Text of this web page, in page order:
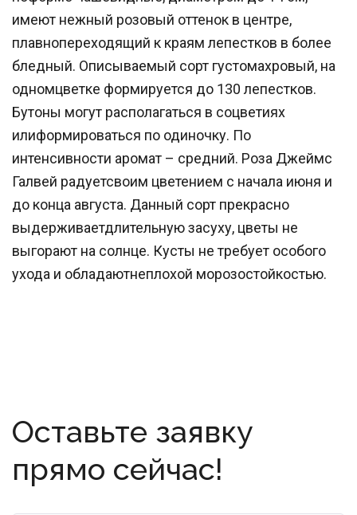
имеют нежный розовый оттенок в центре,
плавнопереходящий к краям лепестков в более
бледный. Описываемый сорт густомахровый, на
одномцветке формируется до 130 лепестков.
Бутоны могут располагаться в соцветиях
илиформироваться по одиночку. По
интенсивности аромат – средний. Роза Джеймс
Галвей радуетсвоим цветением с начала июня и
до конца августа. Данный сорт прекрасно
выдерживаетдлительную засуху, цветы не
выгорают на солнце. Кусты не требует особого
ухода и обладаютнеплохой морозостойкостью.
Оставьте заявку
прямо сейчас!